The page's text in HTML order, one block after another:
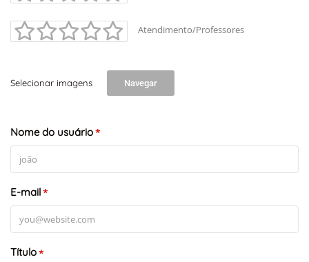
Atendimento/Professores
Selecionar imagens Navegar
Nome do usuário*
E-mail*
Título*